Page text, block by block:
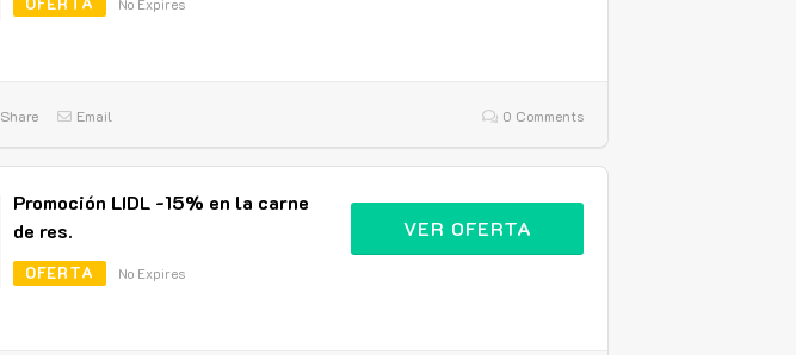
No Expires
Share Email 0 Comments
Promoción LIDL -15% en la carne
de res.
OFERTA No Expires
VER OFERTA